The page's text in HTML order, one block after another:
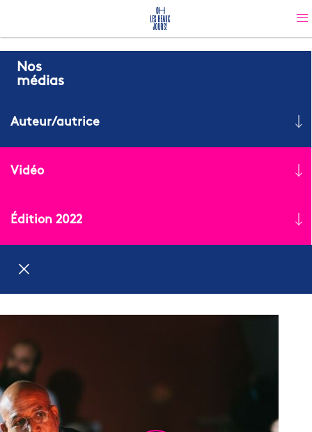
Nos
médias
Auteur/autrice
Vidéo
Édition 2022